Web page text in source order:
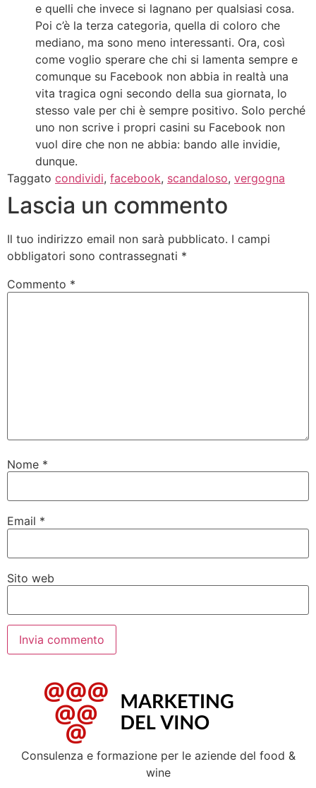
e quelli che invece si lagnano per qualsiasi cosa.
Poi c’è la terza categoria, quella di coloro che
mediano, ma sono meno interessanti. Ora, così
come voglio sperare che chi si lamenta sempre e
comunque su Facebook non abbia in realtà una
vita tragica ogni secondo della sua giornata, lo
stesso vale per chi è sempre positivo. Solo perché
uno non scrive i propri casini su Facebook non
vuol dire che non ne abbia: bando alle invidie,
dunque.
Taggato condividi, facebook, scandaloso, vergogna
Lascia un commento
Il tuo indirizzo email non sarà pubblicato. I campi
obbligatori sono contrassegnati *
Commento *
Nome *
Email *
Sito web
Consulenza e formazione per le aziende del food &
wine